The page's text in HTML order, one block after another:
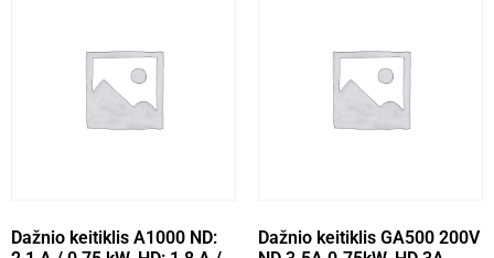
Dažnio keitiklis A1000 ND:
Dažnio keitiklis GA500 200V